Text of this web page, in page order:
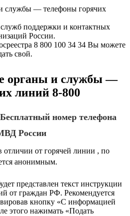
службы — телефоны горячих
поддержки и контактных
России.
8 800 100 34 34 Вы можете
свой.
органы и службы —
линий 8-800
номер телефона
России
отличии от горячей линии , по
анонимным.
представлен текст инструкции
от граждан РФ. Рекомендуется
кнопку «С информацией
этого нажимать «Подать